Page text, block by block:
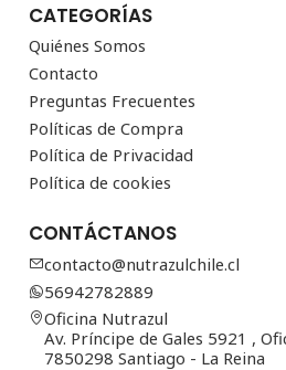
CATEGORÍAS
Quiénes Somos
Contacto
Preguntas Frecuentes
Políticas de Compra
Política de Privacidad
Política de cookies
CONTÁCTANOS
contacto@nutrazulchile.cl
56942782889
Oficina Nutrazul
Av. Príncipe de Gales 5921 ,
7850298 Santiago - La Reina